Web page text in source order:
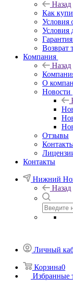
Назад
Как
Условия
Условия
Возврат
Компания
Назад
О
Новости
Отзывы
Контакты
Нижний
Назад
Личный
Корзина0
Избранные